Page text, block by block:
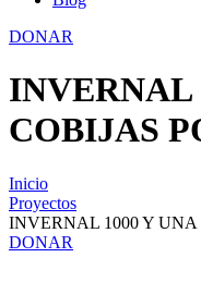
DONAR
INVERNAL
COBIJAS
Inicio
Proyectos
INVERNAL 1000 Y UNA
DONAR